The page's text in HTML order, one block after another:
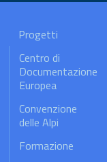
Progetti
Centro di
Documentazione
Europea
Convenzione
delle Alpi
Formazione